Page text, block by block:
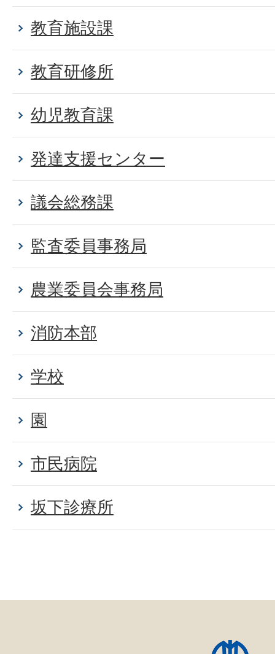
教育施設課
教育研修所
幼児教育課
発達支援センター
議会総務課
監査委員事務局
農業委員会事務局
消防本部
学校
園
市民病院
坂下診療所